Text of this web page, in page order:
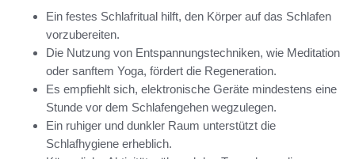
Ein festes Schlafritual hilft, den Körper auf das Schlafen
vorzubereiten.
Die Nutzung von Entspannungstechniken, wie Meditation
oder sanftem Yoga, fördert die Regeneration.
Es empfiehlt sich, elektronische Geräte mindestens eine
Stunde vor dem Schlafengehen wegzulegen.
Ein ruhiger und dunkler Raum unterstützt die
Schlafhygiene erheblich.